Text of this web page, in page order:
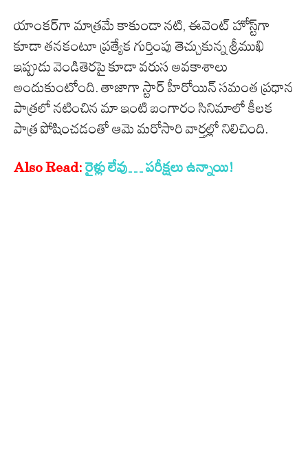
యాంకర్‌గా మాత్రమే కాకుండా నటి, ఈవెంట్ హోస్ట్‌గా
కూడా తనకంటూ ప్రత్యేక గుర్తింపు తెచ్చుకున్న శ్రీముఖి
ఇప్పుడు వెండితెరపై కూడా వరుస అవకాశాలు
అందుకుంటోంది. తాజాగా స్టార్ హీరోయిన్ సమంత ప్రధాన
పాత్రలో నటించిన మా ఇంటి బంగారం సినిమాలో కీలక
పాత్ర పోషించడంతో ఆమె మరోసారి వార్తల్లో నిలిచింది.
Also Read: రైళ్లు లేవు… పరీక్షలు ఉన్నాయి!